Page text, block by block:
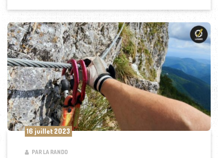
16 juillet 2023
PAR LA RANDO